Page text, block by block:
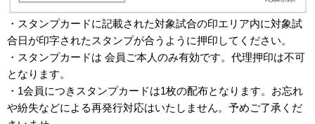
・スタンプカードに記載された対象試合の印エリア内に対象試
合日が印字されたスタンプが合うように押印してください。
・スタンプカードは 会員ご本人のみ有効です。代理押印は不可
となります。
・1会員につきスタンプカードは1枚の配布となります。お忘れ
や紛失などによる再発行対応はいたしません。予めご了承くだ